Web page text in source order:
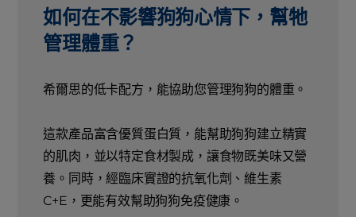
如何在不影響狗狗心情下，幫牠
管理體重？
希爾思的低卡配方，能協助您管理狗狗的體重。
這款產品富含優質蛋白質，能幫助狗狗建立精實
的肌肉，並以特定食材製成，讓食物既美味又營
養。同時，經臨床實證的抗氧化劑、維生素
C+E，更能有效幫助狗狗免疫健康。